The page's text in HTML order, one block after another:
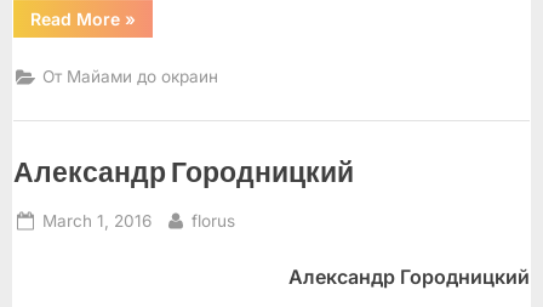
Read More“95
дорога.
начала
–
конец”
»
От Майами до окраин
Александр Городницкий
Posted
March 1, 2016 By
florus
Александр Городницкий